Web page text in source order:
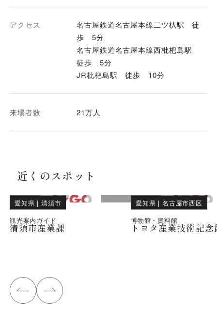
アクセス
名古屋鉄道名古屋本線二ツ杁駅 徒
歩 5分
名古屋鉄道名古屋本線西枇杷島駅
徒歩 5分
JR枇杷島駅 徒歩 10分
来場者数 21万人
近くのスポット
愛知県 ｜清須市
観光案内ガイド
清須市産業課
愛知県 ｜名古屋市西区
博物館・資料館
トヨタ産業技術記念